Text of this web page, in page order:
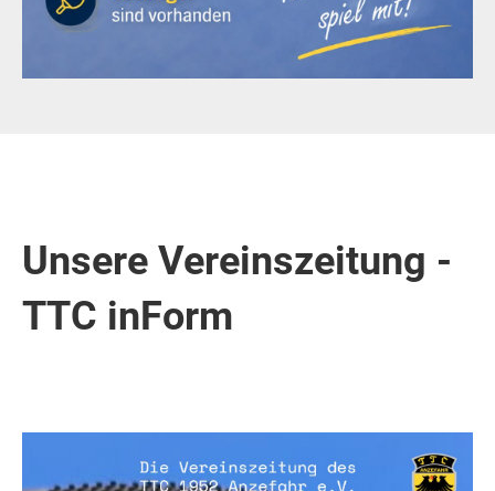
Unsere Vereinszeitung -
TTC inForm